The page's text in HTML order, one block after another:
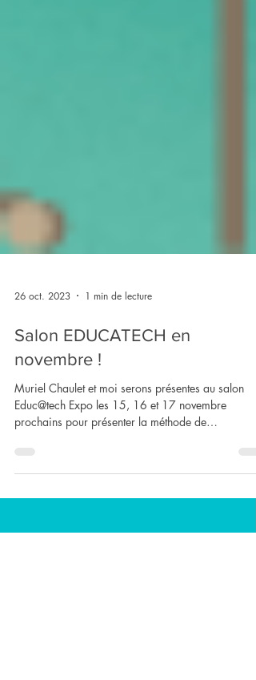
26 oct. 2023 1 min de lecture
Salon EDUCATECH en
novembre !
Muriel Chaulet et moi serons présentes au salon
grammaire...